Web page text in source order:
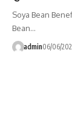
Soya Bean
Bean…
admin06/06/